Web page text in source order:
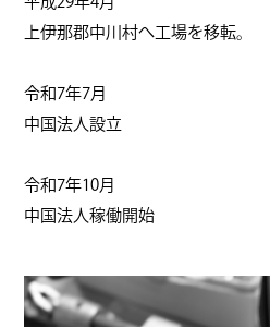
上伊那郡中川村へ工場を移転。
令和7年7月
中国法人設立
令和7年10月
中国法人稼働開始